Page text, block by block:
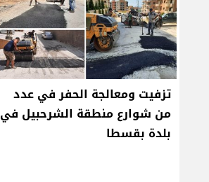
تزفيت ومعالجة الحفر في عدد
من شوارع منطقة الشرحبيل في
بلدة بقسطا